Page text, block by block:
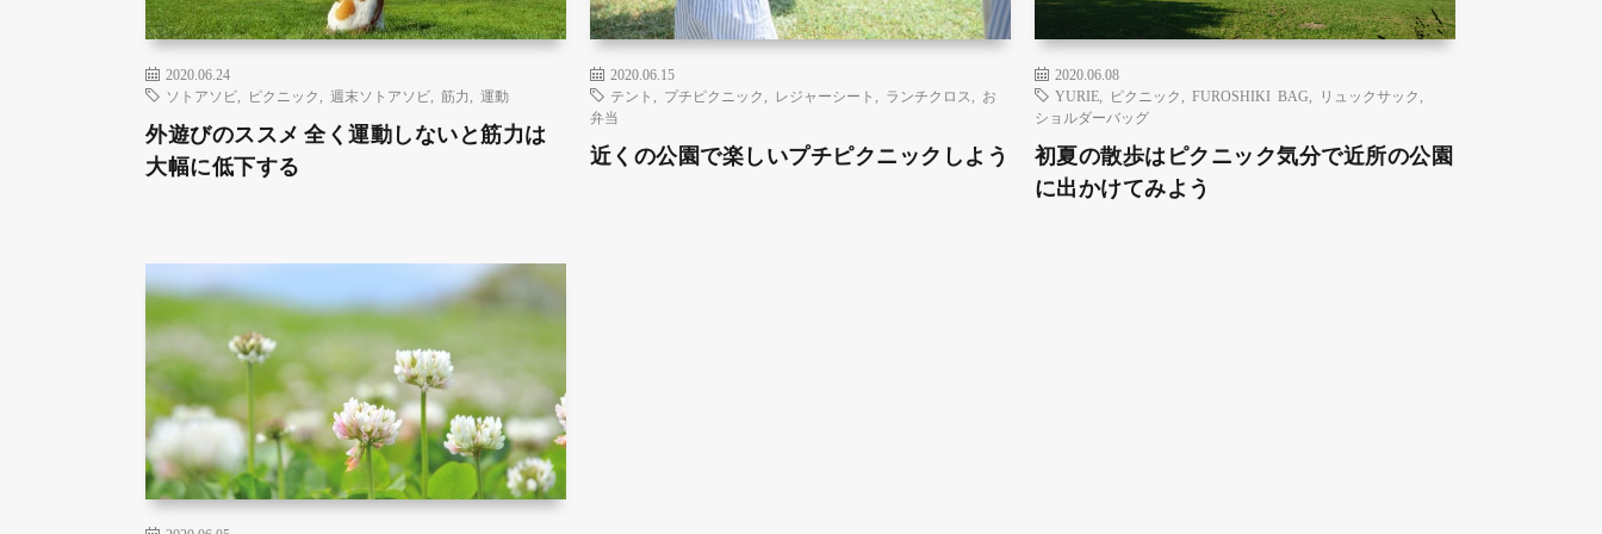
2020.06.24
ソトアソビ
ピクニック 週末ソトアソビ 筋力 運動
外遊びのススメ 全く運動しないと筋力は
大幅に低下する
2020.06.15
テント
プチピクニック レジャーシート ランチクロス
お
弁当
近くの公園で楽しいプチピクニックしよう
2020.06.08
YURIE, ピクニック FUROSHIKI BAG リュックサック
ショルダーバッグ
初夏の散歩はピクニック気分で近所の公園
に出かけてみよう